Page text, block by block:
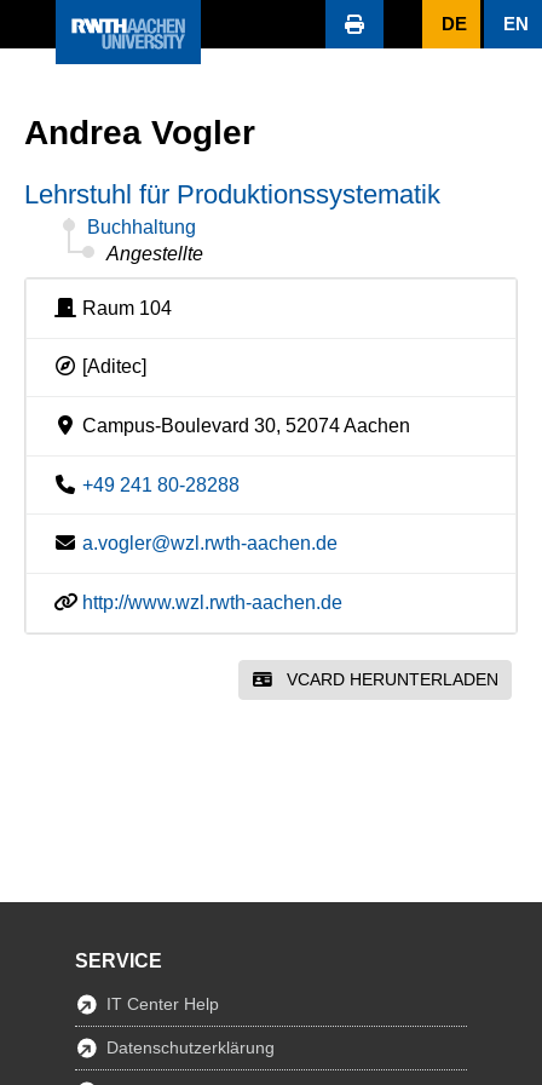
DE EN
Andrea Vogler
Lehrstuhl für Produktionssystematik
Buchhaltung
Angestellte
Raum 104
[Aditec]
Campus-Boulevard 30, 52074 Aachen
+49 241 80-28288
a.vogler@wzl.rwth-aachen.de
http://www.wzl.rwth-aachen.de
VCARD HERUNTERLADEN
SERVICE
IT Center Help
Datenschutzerklärung